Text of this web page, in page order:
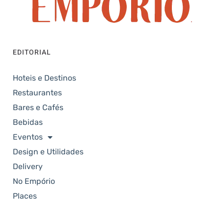
EDITORIAL
Hoteis e Destinos
Restaurantes
Bares e Cafés
Bebidas
Eventos
Design e Utilidades
Delivery
No Empório
Places